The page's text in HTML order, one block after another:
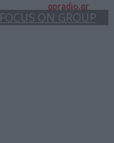
ON GROUP
gpradio.gr